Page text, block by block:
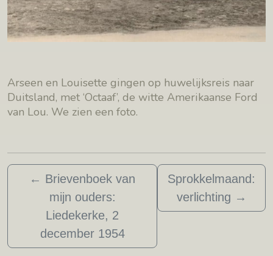
Arseen en Louisette gingen op huwelijksreis naar
Duitsland, met ‘Octaaf’, de witte Amerikaanse Ford
van Lou. We zien een foto.
← Brievenboek van
mijn ouders:
Liedekerke, 2
december 1954
Sprokkelmaand:
verlichting →